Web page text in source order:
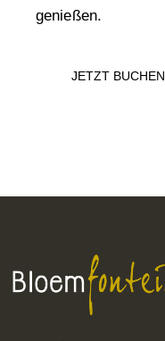
genießen.
JETZT BUCHEN